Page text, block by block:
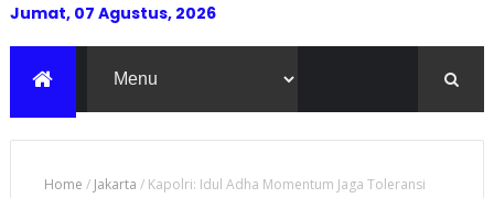
Jumat, 07 Agustus, 2026
Home / Jakarta / Kapolri: Idul Adha Momentum Jaga Toleransi